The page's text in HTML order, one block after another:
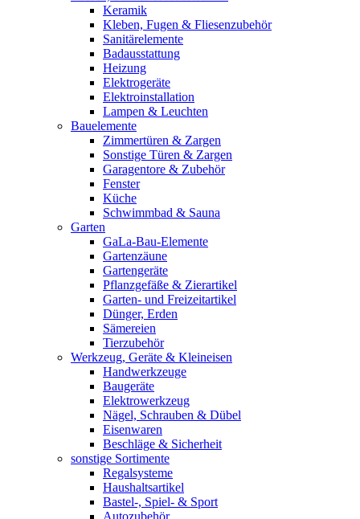
Keramik
Kleben, Fugen & Fliesenzubehör
Sanitärelemente
Badausstattung
Heizung
Elektrogeräte
Elektroinstallation
Lampen & Leuchten
Bauelemente
Zimmertüren & Zargen
Sonstige Türen & Zargen
Garagentore & Zubehör
Fenster
Küche
Schwimmbad & Sauna
Garten
GaLa-Bau-Elemente
Gartenzäune
Gartengeräte
Pflanzgefäße & Zierartikel
Garten- und Freizeitartikel
Dünger, Erden
Sämereien
Tierzubehör
Werkzeug, Geräte & Kleineisen
Handwerkzeuge
Baugeräte
Elektrowerkzeug
Nägel, Schrauben & Dübel
Eisenwaren
Beschläge & Sicherheit
sonstige Sortimente
Regalsysteme
Haushaltsartikel
Bastel-, Spiel- & Sport
Autozubehör